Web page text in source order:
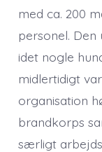
med ca. 200
personel.
idet nogle
midlertidigt
organisation
brandkorps
særligt